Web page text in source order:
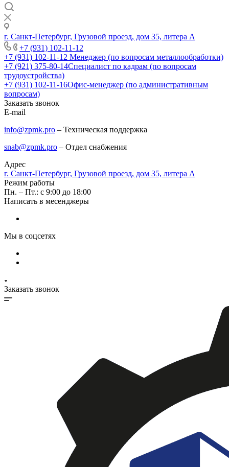
г. Санкт-Петербург, Грузовой проезд, дом 35, литера А
+7 (931) 102-11-12
+7 (931) 102-11-12 Менеджер (по вопросам металлообработки)
+7 (921) 375-80-14Специалист по кадрам (по вопросам
трудоустройства)
+7 (931) 102-11-16Офис-менеджер (по административным
вопросам)
Заказать звонок
E-mail
info@zpmk.pro – Техническая поддержка
snab@zpmk.pro – Отдел снабжения
Адрес
г. Санкт-Петербург, Грузовой проезд, дом 35, литера А
Режим работы
Пн. – Пт.: с 9:00 до 18:00
Написать в месенджеры
Мы в соцсетях
Заказать звонок